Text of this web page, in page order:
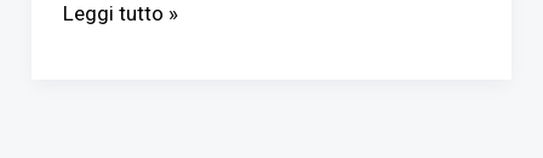
e
Leggi tutto »